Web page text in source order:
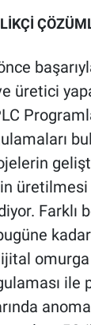
üretici
üretilmesi
Farklı
ile